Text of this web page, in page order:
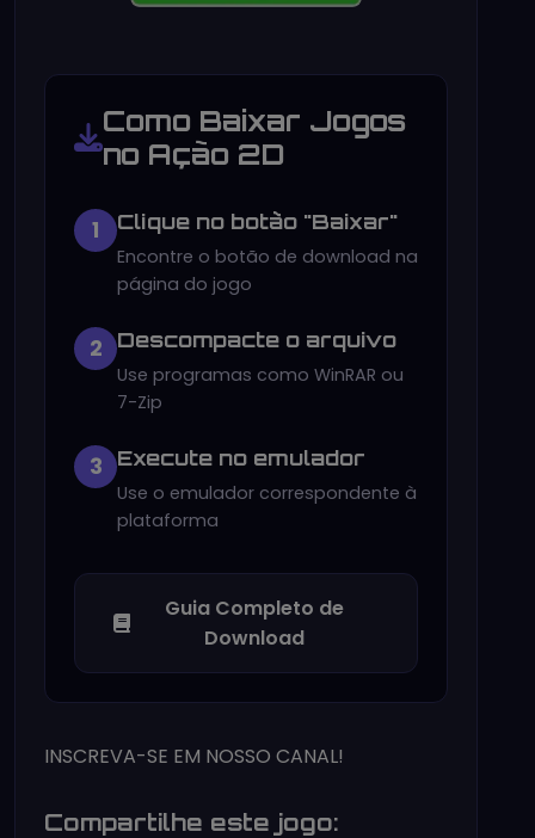
Como Baixar Jogos
no Ação 2D
1 Clique no botão "Baixar"
Encontre o botão de download na
página do jogo
2 Descompacte o arquivo
Use programas como WinRAR ou
7-Zip
3 Execute no emulador
Use o emulador correspondente à
plataforma
Guia Completo de
Download
INSCREVA-SE EM NOSSO CANAL!
Compartilhe este jogo: